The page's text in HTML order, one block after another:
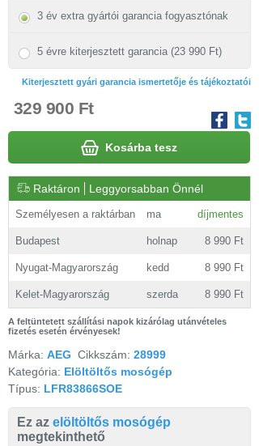
3 év extra gyártói garancia fogyasztónak
5 évre kiterjesztett garancia (23 990 Ft)
Kiterjesztett gyári garancia ismertetője és tájékoztatói
329 900 Ft
Kosárba tesz
Raktáron Leggyorsabban Önnél
Személyesen a raktárban ma díjmentes
Budapest holnap 8 990 Ft
Nyugat-Magyarország kedd 8 990 Ft
Kelet-Magyarország szerda 8 990 Ft
A feltüntetett szállítási napok kizárólag utánvételes
fizetés esetén érvényesek!
Márka: AEG Cikkszám: 28999
Kategória: Elöltöltős mosógép
Típus: LFR83866SOE
Ez az elöltöltős mosógép
megtekinthető